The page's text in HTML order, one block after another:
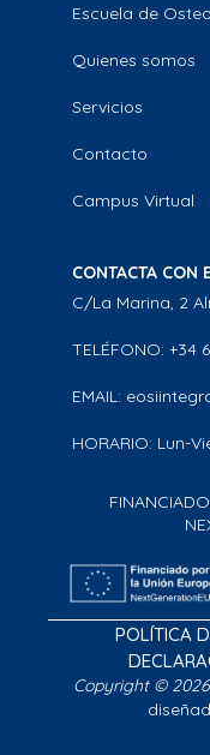
Escuela de
Quienes somos
Servicios
Contacto
Campus Virtual
CONTACTA CON
C/La Marina, 2
TELÉFONO: +34
EMAIL:
HORARIO: Lun-
POLÍTICA
Copyright ©